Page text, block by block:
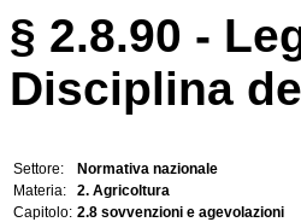
§ 2.8.90 -
Disciplina
Settore:
Normativa nazionale
Materia:
2. Agricoltura
Capitolo: 2.8 sovvenzioni e agevolazioni